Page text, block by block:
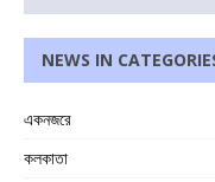
NEWS IN
একনজরে
কলকাতা